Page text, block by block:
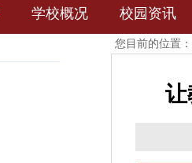
学校概况 校园资讯
新闻中心
通知公告
您目前的位置：
让